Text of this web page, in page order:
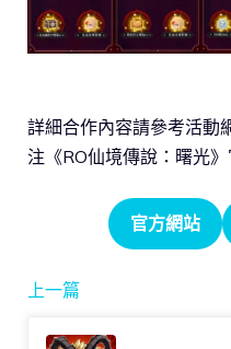
詳細合作內容請參考活動
注《RO仙境傳說：曙光
官方網站
上一篇